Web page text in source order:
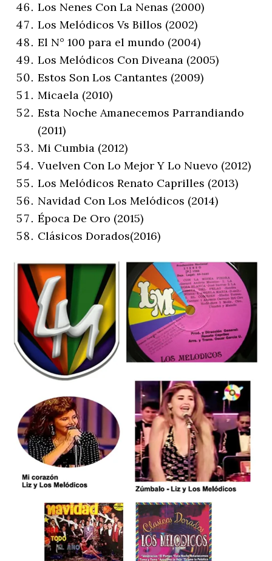
Los Nenes Con La Nenas (2000)
Los Melódicos Vs Billos (2002)
El N° 100 para el mundo (2004)
Los Melódicos Con Diveana (2005)
Estos Son Los Cantantes (2009)
Micaela (2010)
Esta Noche Amanecemos Parrandiando
(2011)
Mi Cumbia (2012)
Vuelven Con Lo Mejor Y Lo Nuevo (2012)
Los Melódicos Renato Caprilles (2013)
Navidad Con Los Melódicos (2014)
Época De Oro (2015)
Clásicos Dorados(2016)